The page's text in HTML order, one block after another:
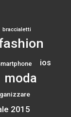
braccialetti
ios
moda
2015